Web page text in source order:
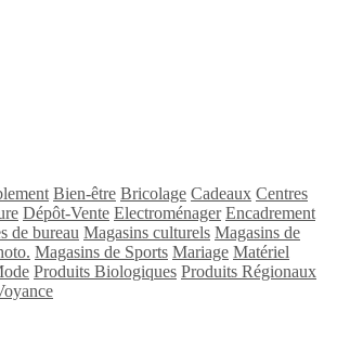
Bien-être Bricolage Cadeaux Centres
Dépôt-Vente Electroménager Encadrement
de bureau Magasins culturels Magasins de
Magasins de Sports Mariage Matériel
Produits Biologiques Produits Régionaux